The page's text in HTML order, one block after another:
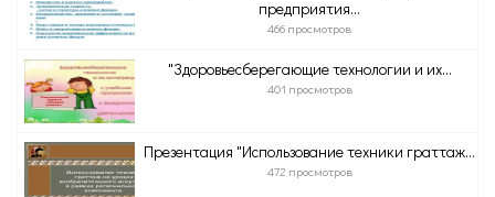
предприятия...
466 просмотров
"Здоровьесберегающие технологии и их...
401 просмотров
Презентация "Использование техники граттаж...
472 просмотров